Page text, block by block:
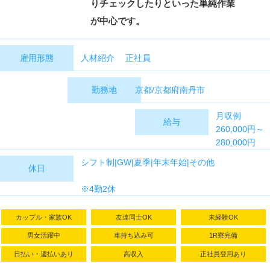
りチェックしたりといった単純作業
が中心です。
雇用形態 人材紹介 正社員
勤務地 京都/京都府南丹市
給与
月収例
260,000円～
280,000円
※給与は、変
動基本給
(73,100円)と
調整手当
(1,300円)を含
休日
シフト制|GW|夏季|年末年始|その他
※4勤2休
カップル・家族OK 友達同士OK 未経験OK
男女活躍中 車持ち込み可 1R寮完備
日払い・週払いあり 高収入 正社員登用あり